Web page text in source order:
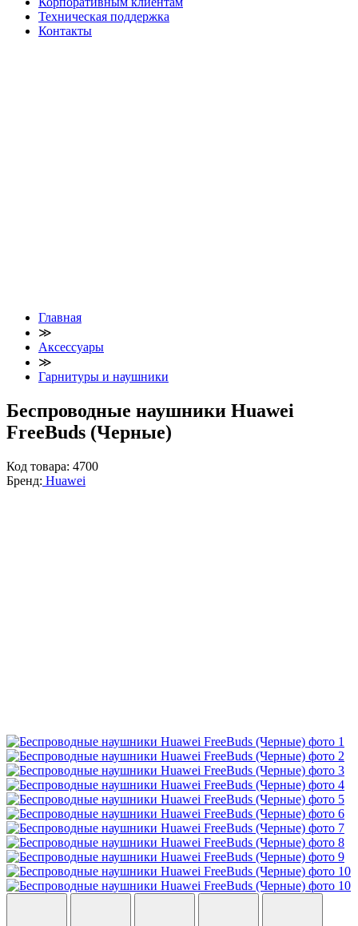
Техническая поддержка
Контакты
Главная
≫
Аксессуары
≫
Гарнитуры и наушники
Беспроводные наушники Huawei
FreeBuds (Черные)
Код товара: 4700
Бренд: Huawei